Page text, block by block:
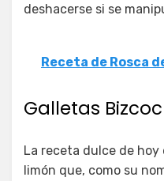
deshacerse si se
Receta de Rosca
Galletas
La receta dulce de hoy
limón que, como su